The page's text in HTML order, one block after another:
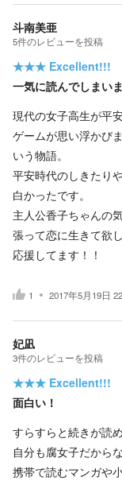
斗南美亜
5件のレビューを投稿
★★★ Excellent!!!
一気に読んでしまい
現代の女子高生が平
ゲームが思い浮かび
いう物語。
平安時代のしきたり
白かったです。
主人公香子ちゃんの
張って恋に生きて欲し
応援してます！！
1 2017年5月19日
妃凪
3件のレビューを投稿
★★★ Excellent!!!
面白い！
すらすらと続きが読
自分も腐女子だから
携帯で読むマンガや